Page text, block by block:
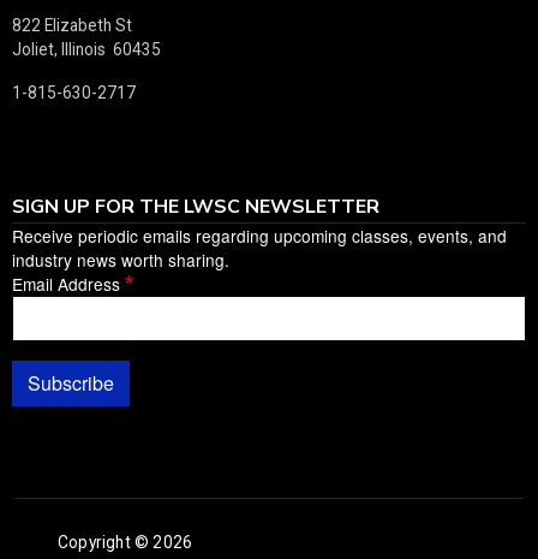
822 Elizabeth St
Joliet, Illinois 60435
1-815-630-2717
SIGN UP FOR THE LWSC NEWSLETTER
Receive periodic emails regarding upcoming classes, events, and
industry news worth sharing.
Email Address
Subscribe
Copyright © 2026